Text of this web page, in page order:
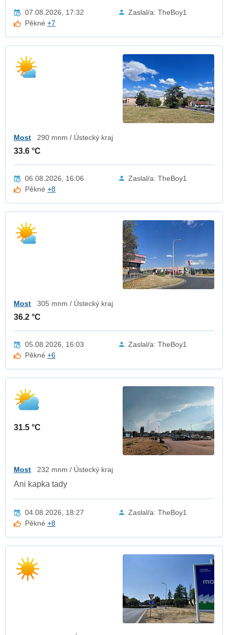
07.08.2026, 17:32
Zaslal/a: TheBoy1
Pěkné+7
Most 290 mnm / Ústecký kraj
33.6 °C
06.08.2026, 16:06
Zaslal/a: TheBoy1
Pěkné+8
Most 305 mnm / Ústecký kraj
36.2 °C
05.08.2026, 16:03
Zaslal/a: TheBoy1
Pěkné+6
31.5 °C
Most 232 mnm / Ústecký kraj
Ani kapka tady
04.08.2026, 18:27
Zaslal/a: TheBoy1
Pěkné+8